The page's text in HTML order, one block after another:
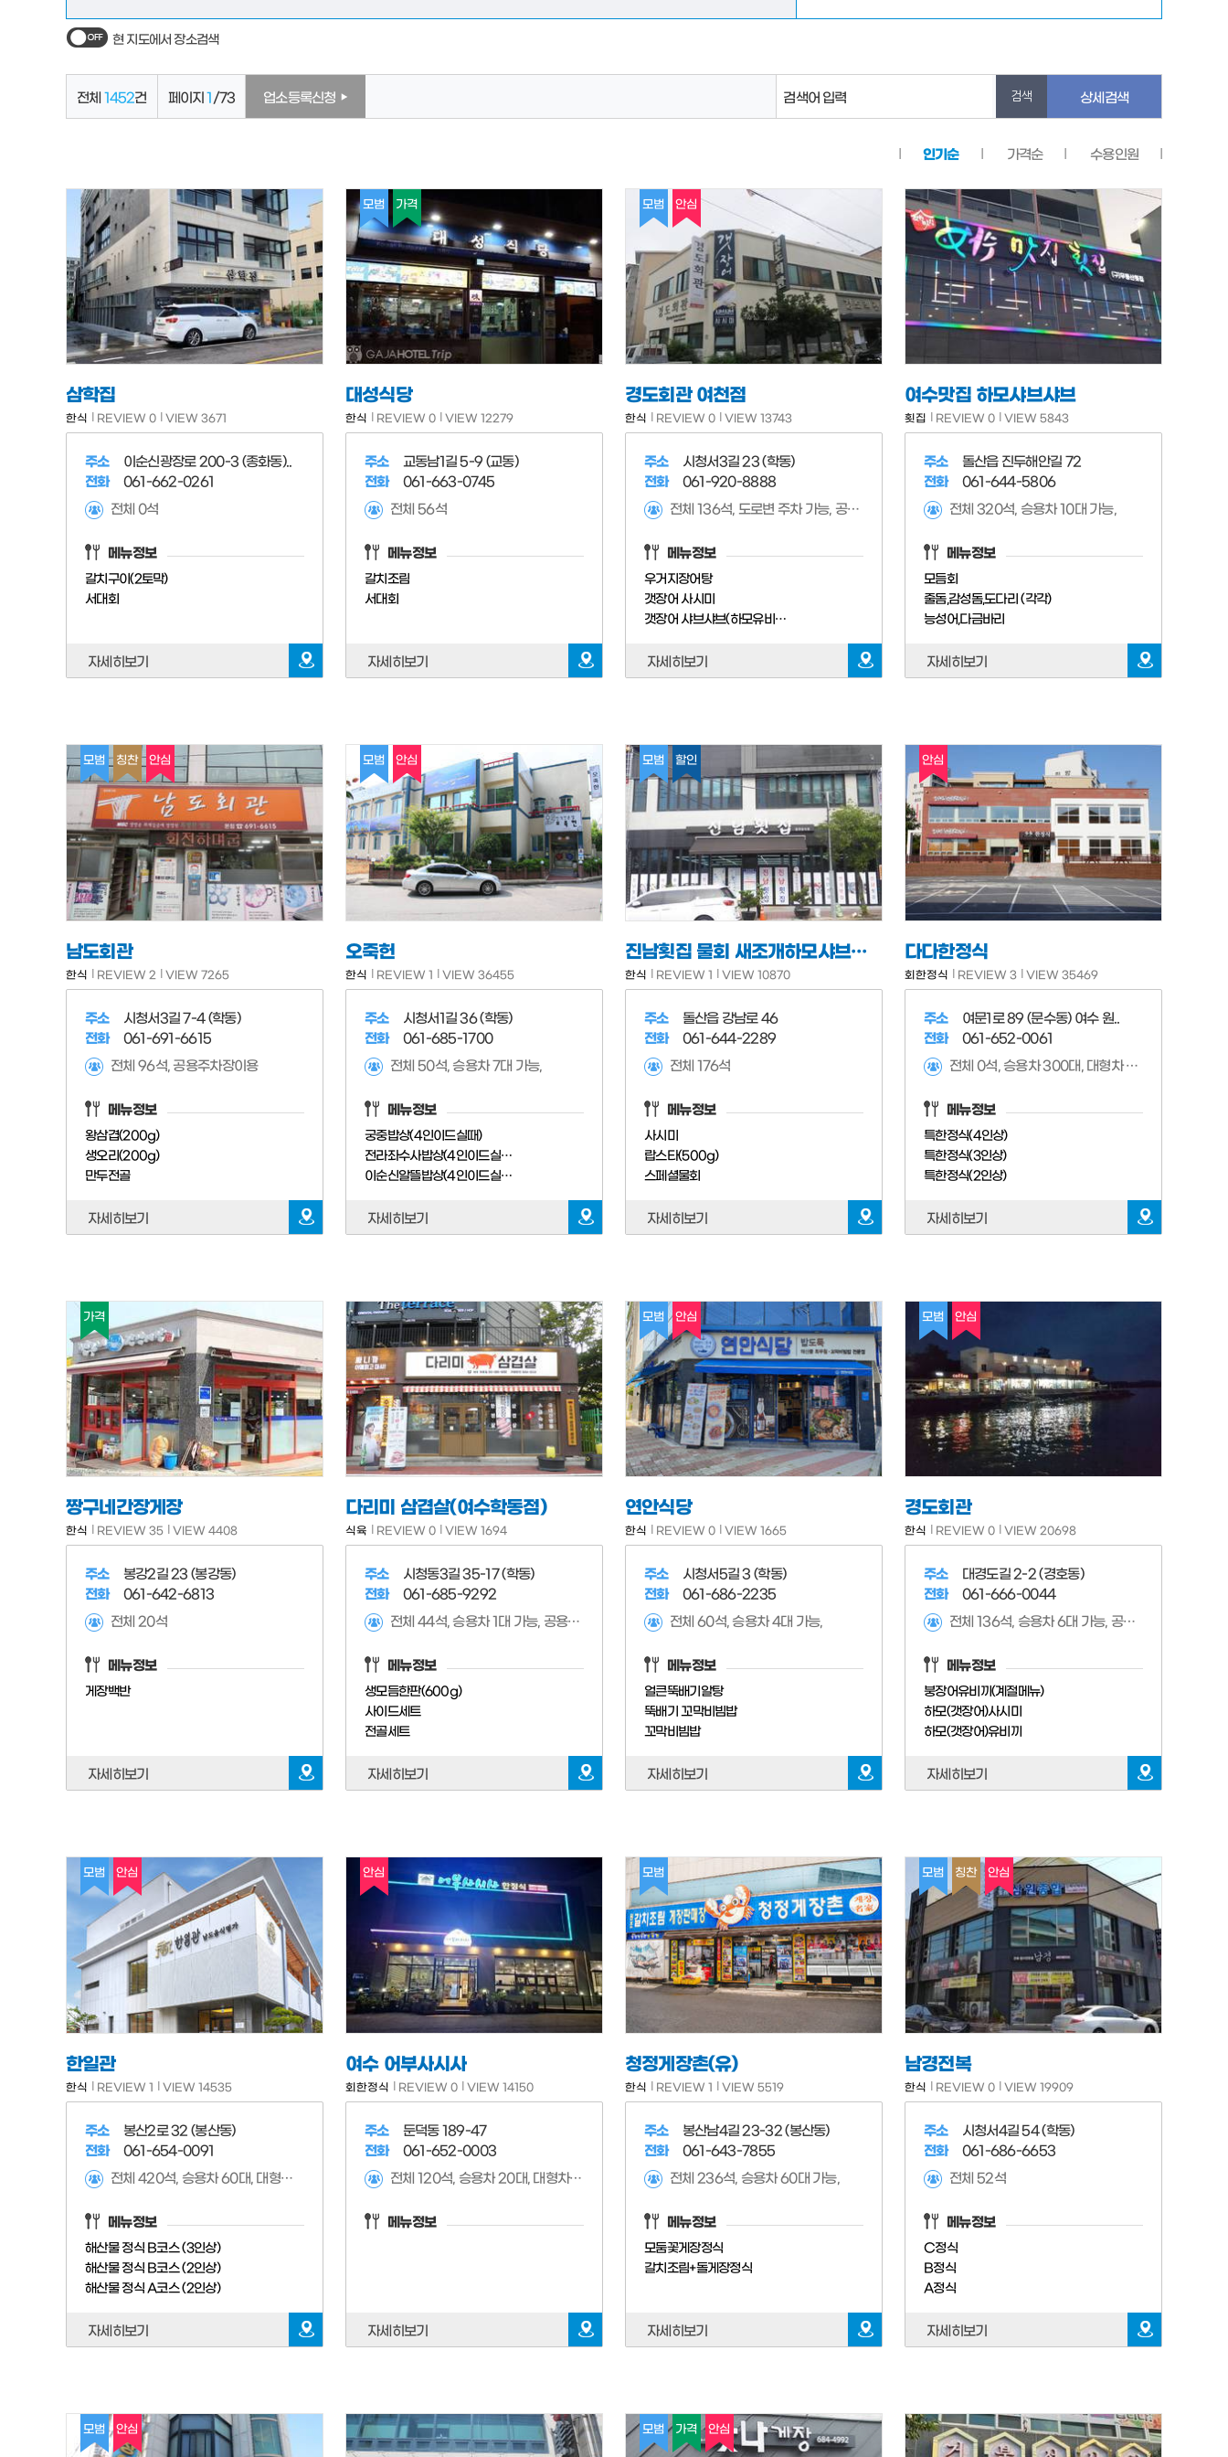
현 지도에서 장소검색
전체 1452건 페이지1 /73 업소등록신청 검색어 입력 상세검색
인기순 가격순 수용인원
삼학집
한식 REVIEW 0 VIEW 3671
주소
이순신광장로 200-3 (종화동)..
전화
061-662-0261
전체 0석
메뉴정보
갈치구이(2토막)
서대회
자세히보기
모범 가격
대성식당
한식 REVIEW 0 VIEW 12279
주소
교동남1길 5-9 (교동)
전화
061-663-0745
전체 56석
메뉴정보
갈치조림
서대회
자세히보기
모범 안심
경도회관 여천점
한식 REVIEW 0 VIEW 13743
주소
시청서3길 23 (학동)
전화
061-920-8888
전체 136석, 도로변 주차 가능, 공용 주차장 사용 가능
메뉴정보
우거지장어탕
갯장어 사시미
갯장어 샤브샤브(하모유비끼)(계절메뉴)
자세히보기
여수맛집 하모샤브샤브
횟집 REVIEW 0 VIEW 5843
주소
돌산읍 진두해안길 72
전화
061-644-5806
전체 320석, 승용차 10대 가능,
메뉴정보
모듬회
줄돔,감성돔,도다리 (각각)
능성어,다금바리
자세히보기
모범 칭찬 안심
남도회관
한식 REVIEW 2 VIEW 7265
주소
시청서3길 7-4 (학동)
전화
061-691-6615
전체 96석, 공용주차장이용
메뉴정보
왕삼겹(200g)
생오리(200g)
만두전골
자세히보기
모범 안심
오죽헌
한식 REVIEW 1 VIEW 36455
주소
시청서1길 36 (학동)
전화
061-685-1700
전체 50석, 승용차 7대 가능,
메뉴정보
궁중밥상(4인이드실때)
전라좌수사밥상(4인이드실때)
이순신알뜰밥상(4인이드실때)
자세히보기
모범 할인
진남횟집 물회 새조개하모샤브샤브 돌산본점
한식 REVIEW 1 VIEW 10870
주소
돌산읍 강남로 46
전화
061-644-2289
전체 176석
메뉴정보
사시미
랍스타(500g)
스페셜물회
자세히보기
안심
다다한정식
회한정식 REVIEW 3 VIEW 35469
주소
여문1로 89 (문수동) 여수 원..
전화
061-652-0061
전체 0석, 승용차 300대, 대형차 100대 가능,
메뉴정보
특한정식(4인상)
특한정식(3인상)
특한정식(2인상)
자세히보기
가격
짱구네간장게장
한식 REVIEW 35 VIEW 4408
주소
봉강2길 23 (봉강동)
전화
061-642-6813
전체 20석
메뉴정보
게장백반
자세히보기
다리미 삼겹살(여수학동점)
식육 REVIEW 0 VIEW 1694
주소
시청동3길 35-17 (학동)
전화
061-685-9292
전체 44석, 승용차 1대 가능, 공용주차장 이용 가능
메뉴정보
생모듬한판(600g)
사이드세트
전골세트
자세히보기
모범 안심
연안식당
한식 REVIEW 0 VIEW 1665
주소
시청서5길 3 (학동)
전화
061-686-2235
전체 60석, 승용차 4대 가능,
메뉴정보
얼큰뚝배기알탕
뚝배기 꼬막비빔밥
꼬막비빔밥
자세히보기
모범 안심
경도회관
한식 REVIEW 0 VIEW 20698
주소
대경도길 2-2 (경호동)
전화
061-666-0044
전체 136석, 승용차 6대 가능, 공용주차장 무료
메뉴정보
붕장어유비끼(계절메뉴)
하모(갯장어)사시미
하모(갯장어)유비끼
자세히보기
모범 안심
한일관
한식 REVIEW 1 VIEW 14535
주소
봉산2로 32 (봉산동)
전화
061-654-0091
전체 420석, 승용차 60대, 대형차 4대 가능,
메뉴정보
해산물 정식 B코스 (3인상)
해산물 정식 B코스 (2인상)
해산물 정식 A코스 (2인상)
자세히보기
안심
여수 어부사시사
회한정식 REVIEW 0 VIEW 14150
주소
둔덕동 189-47
전화
061-652-0003
전체 120석, 승용차 20대, 대형차 7대 가능,
메뉴정보
자세히보기
모범
청정게장촌(유)
한식 REVIEW 1 VIEW 5519
주소
봉산남4길 23-32 (봉산동)
전화
061-643-7855
전체 236석, 승용차 60대 가능,
메뉴정보
모둠꽃게장정식
갈치조림+돌게장정식
자세히보기
모범 칭찬 안심
남경전복
한식 REVIEW 0 VIEW 19909
주소
시청서4길 54 (학동)
전화
061-686-6653
전체 52석
메뉴정보
C정식
B정식
A정식
자세히보기
모범 안심 모범 가격 안심